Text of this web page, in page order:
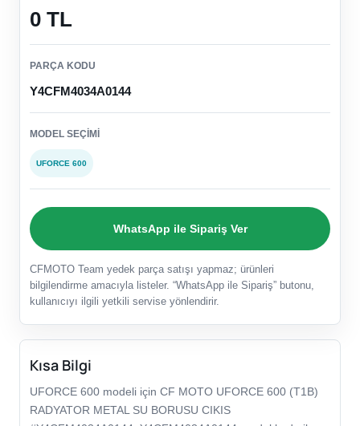
0 TL
PARÇA KODU
Y4CFM4034A0144
MODEL SEÇIMI
UFORCE 600
WhatsApp ile Sipariş Ver
CFMOTO Team yedek parça satışı yapmaz; ürünleri
bilgilendirme amacıyla listeler. “WhatsApp ile Sipariş” butonu,
kullanıcıyı ilgili yetkili servise yönlendirir.
Kısa Bilgi
UFORCE 600 modeli için CF MOTO UFORCE 600 (T1B)
RADYATOR METAL SU BORUSU CIKIS